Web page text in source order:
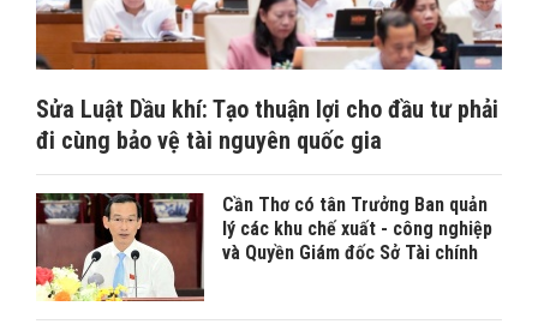
Sửa Luật Dầu khí: Tạo thuận lợi cho đầu tư phải
đi cùng bảo vệ tài nguyên quốc gia
Cần Thơ có tân Trưởng Ban quản
lý các khu chế xuất - công nghiệp
và Quyền Giám đốc Sở Tài chính